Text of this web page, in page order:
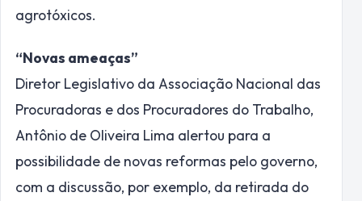
agrotóxicos.
“Novas ameaças”
Diretor Legislativo da Associação Nacional das
Procuradoras e dos Procuradores do Trabalho,
Antônio de Oliveira Lima alertou para a
possibilidade de novas reformas pelo governo,
com a discussão, por exemplo, da retirada do